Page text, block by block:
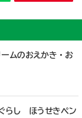
ムのおえかき・お
らし ほうせきペン